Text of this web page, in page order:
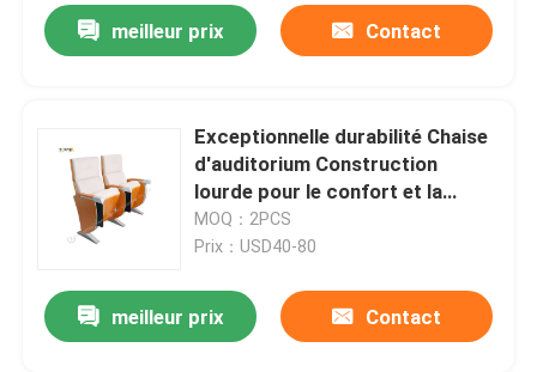
Aperçu
meilleur prix Contact
Exceptionnelle durabilité Chaise
d'auditorium Construction
lourde pour le confort et la
longévité
MOQ：2PCS
Prix：USD40-80
meilleur prix Contact